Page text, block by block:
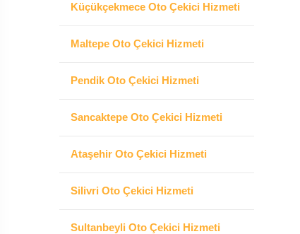
Küçükçekmece Oto Çekici Hizmeti
Maltepe Oto Çekici Hizmeti
Pendik Oto Çekici Hizmeti
Sancaktepe Oto Çekici Hizmeti
Ataşehir Oto Çekici Hizmeti
Silivri Oto Çekici Hizmeti
Sultanbeyli Oto Çekici Hizmeti